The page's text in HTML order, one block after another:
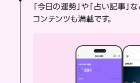
「今日の運勢」や「占い記事」
コンテンツも満載です。